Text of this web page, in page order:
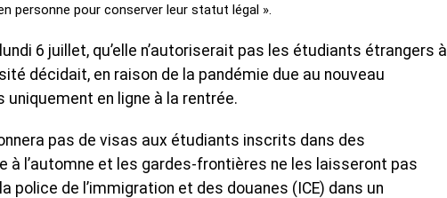
personne pour conserver leur statut légal ».
6 juillet, qu’elle n’autoriserait pas les étudiants étrangers à
décidait, en raison de la pandémie due au nouveau
en ligne à la rentrée.
pas de visas aux étudiants inscrits dans des
à l’automne et les gardes-frontières ne les laisseront pas
police de l’immigration et des douanes (ICE) dans un